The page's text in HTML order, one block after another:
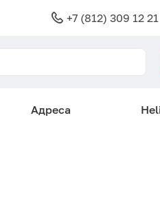
+7 (812) 309 12 21
Адреса